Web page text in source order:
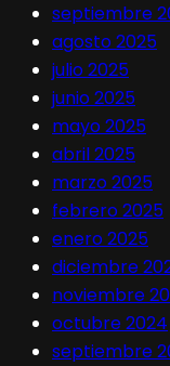
septiembre
agosto 2025
julio 2025
junio 2025
mayo 2025
abril 2025
marzo 2025
febrero 2025
enero 2025
diciembre
noviembre
octubre 2024
septiembre